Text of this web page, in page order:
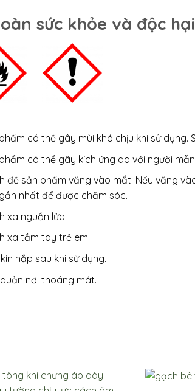
sức khỏe và độc hại
có thể gây mùi khó chịu khi sử dụng.
có thể gây kích ứng da với người
để sản phẩm văng vào mắt. Nếu văng
nhất để được chăm sóc.
xa nguồn lửa.
xa tầm tay trẻ em.
nắp sau khi sử dụng.
nơi thoáng mát.